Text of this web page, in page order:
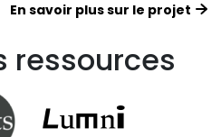
En savoir plus sur le projet
ressources